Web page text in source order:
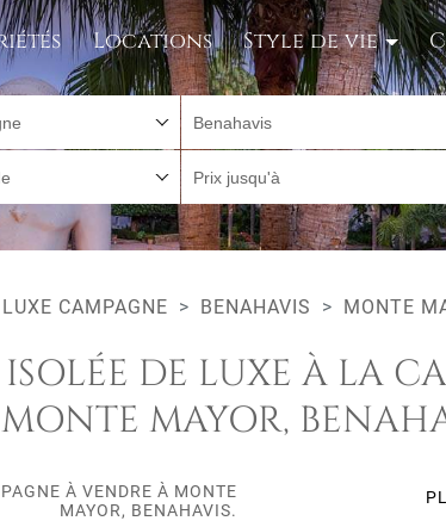
Locations Style de vie
Benahavis
Prix jusqu'à
LUXE CAMPAGNE BENAHAVIS MONTE
DE LUXE À LA
MONTE MAYOR,
À VENDRE À MONTE
MAYOR, BENAHAVIS.